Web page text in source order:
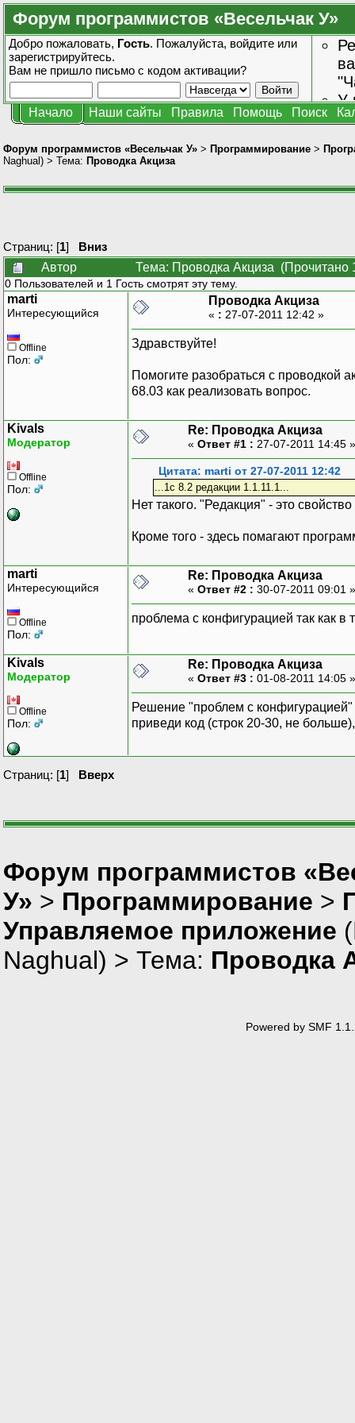
Форум программистов «Весельчак У»
Добро пожаловать, Гость. Пожалуйста, войдите или
зарегистрируйтесь.
Вам не пришло письмо с кодом активации?
У
Начало Наши сайты Правила Помощь Поиск
Форум программистов «Весельчак У» > Программирование >
Naghual) > Тема: Проводка Акциза
Страниц: [1] Вниз
Автор
Тема: Проводка Акциза (Прочитано
0 Пользователей и 1 Гость смотрят эту тему.
marti
Интересующийся
Offline
Пол:
Проводка Акциза
« : 27-07-2011 12:42 »
Здравствуйте!
Помогите разобраться с проводкой
68.03 как реализовать вопрос.
Kivals
Модератор
Offline
Пол:
Re: Проводка Акциза
« Ответ #1 : 27-07-2011 14:45
Цитата: marti от 27-07-2011 12:42
...1с 8.2 редакции 1.1.11.1...
Нет такого. "Редакция" - это
Кроме того - здесь помагают
marti
Интересующийся
Offline
Пол:
Re: Проводка Акциза
« Ответ #2 : 30-07-2011 09:01
проблема с конфигурацией так как в
Kivals
Модератор
Offline
Пол:
Re: Проводка Акциза
« Ответ #3 : 01-08-2011 14:05
Решение "проблем с
приведи код (строк 20-30, не
Страниц: [1] Вверх
Форум программистов
У» > Программирование >
Управляемое приложение
Naghual) > Тема: Проводка
Powered by SMF